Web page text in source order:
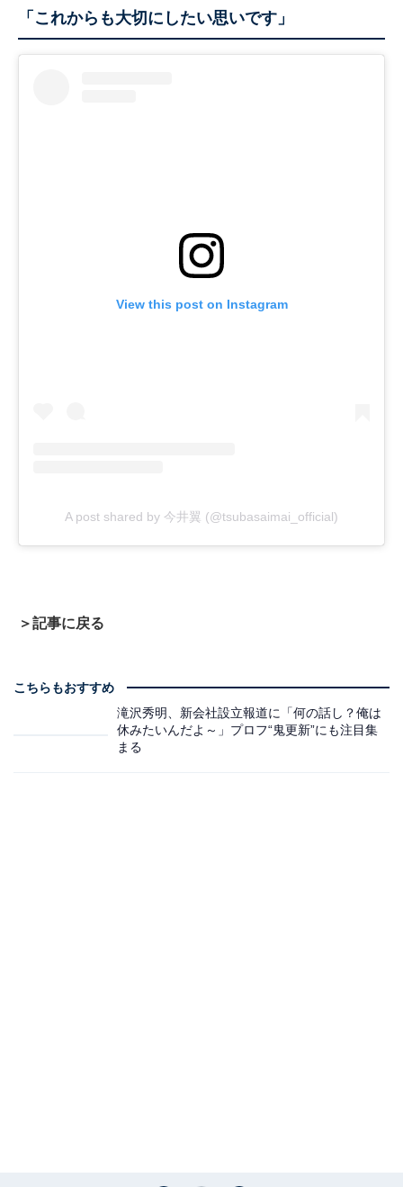
「これからも大切にしたい思いです」
View this post on Instagram
A post shared by 今井翼 (@tsubasaimai_official)
＞記事に戻る
こちらもおすすめ
滝沢秀明、新会社設立報道に「何の話し？俺は
休みたいんだよ～」プロフ“鬼更新”にも注目集
まる